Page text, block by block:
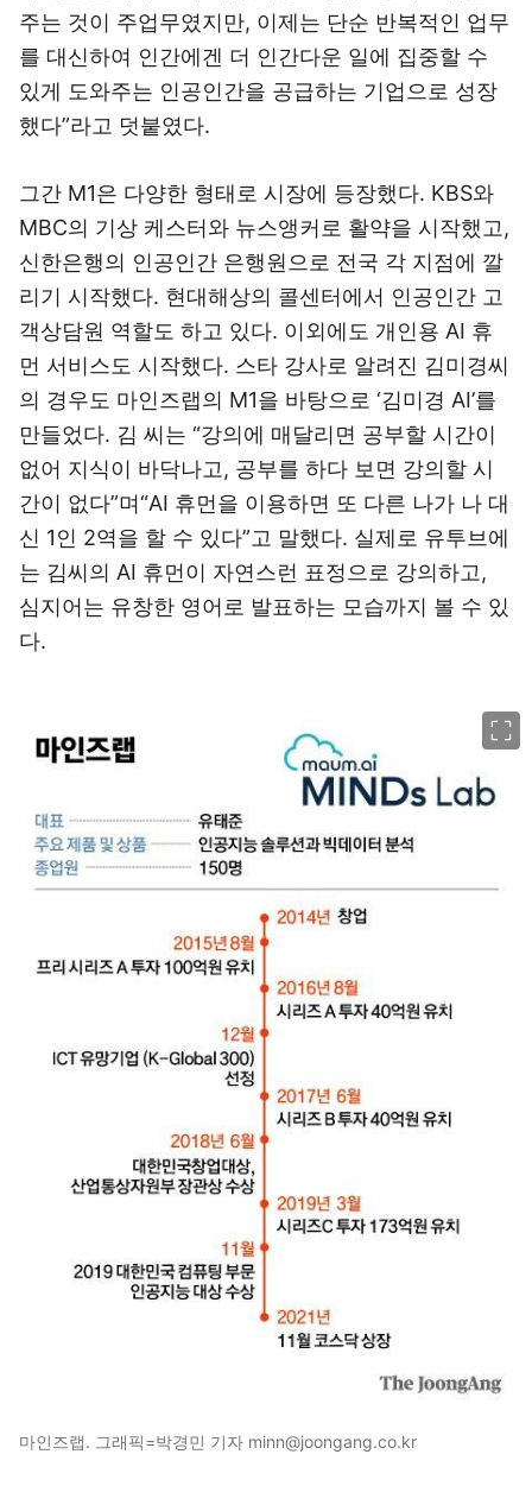
주는 것이 주업무였지만, 이제는 단순 반복적인 업무
를 대신하여 인간에겐 더 인간다운 일에 집중할 수
있게 도와주는 인공인간을 공급하는 기업으로 성장
했다”라고 덧붙였다.
그간 M1은 다양한 형태로 시장에 등장했다. KBS와
MBC의 기상 케스터와 뉴스앵커로 활약을 시작했고,
신한은행의 인공인간 은행원으로 전국 각 지점에 깔
리기 시작했다. 현대해상의 콜센터에서 인공인간 고
객상담원 역할도 하고 있다. 이외에도 개인용 AI 휴
먼 서비스도 시작했다. 스타 강사로 알려진 김미경씨
의 경우도 마인즈랩의 M1을 바탕으로 ‘김미경 AI’를
만들었다. 김 씨는 “강의에 매달리면 공부할 시간이
없어 지식이 바닥나고, 공부를 하다 보면 강의할 시
간이 없다”며“AI 휴먼을 이용하면 또 다른 나가 나 대
신 1인 2역을 할 수 있다”고 말했다. 실제로 유투브에
는 김씨의 AI 휴먼이 자연스런 표정으로 강의하고,
심지어는 유창한 영어로 발표하는 모습까지 볼 수 있
다.
마인즈랩. 그래픽=박경민 기자 minn@joongang.co.kr